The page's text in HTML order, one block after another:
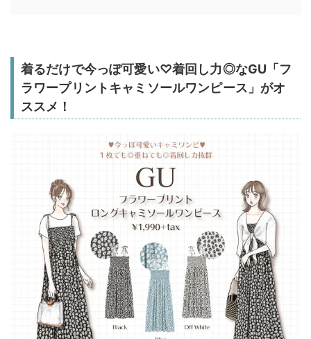
着るだけで今っぽ可愛い♡着回し力◎なGU「フ
ラワープリントキャミソールワンピース」がオ
ススメ！